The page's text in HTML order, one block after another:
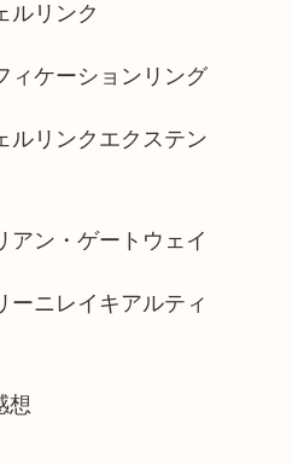
ルリンク
ィケーションリング
ルリンクエクステン
アン・ゲートウェイ
ーニレイキアルティ
想